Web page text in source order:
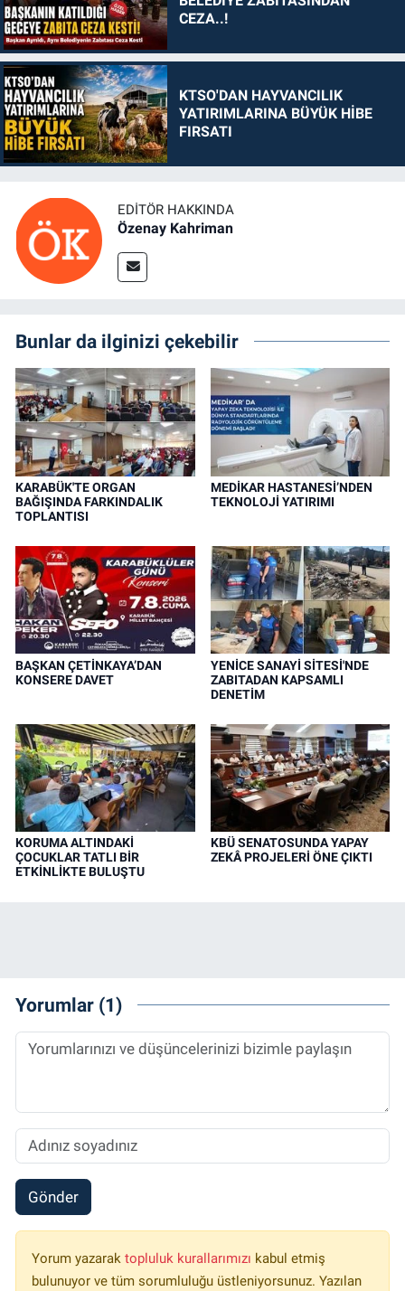
CEZA..!
KTSO'DAN HAYVANCILIK
YATIRIMLARINA BÜYÜK HİBE
FIRSATI
EDITÖR HAKKINDA
Özenay Kahriman
Bunlar da ilginizi çekebilir
KARABÜK'TE ORGAN
BAĞIŞINDA FARKINDALIK
TOPLANTISI
MEDİKAR HASTANESİ’NDEN
TEKNOLOJİ YATIRIMI
BAŞKAN ÇETİNKAYA’DAN
KONSERE DAVET
YENİCE SANAYİ SİTESİ'NDE
ZABITADAN KAPSAMLI
DENETİM
KORUMA ALTINDAKİ
ÇOCUKLAR TATLI BİR
ETKİNLİKTE BULUŞTU
KBÜ SENATOSUNDA YAPAY
ZEKÂ PROJELERİ ÖNE ÇIKTI
Yorumlar (1)
Gönder
Yorum yazarak topluluk kurallarımızı kabul etmiş
bulunuyor ve tüm sorumluluğu üstleniyorsunuz. Yazılan